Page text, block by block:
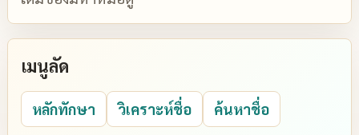
เมนูลัด
หลักทักษา วิเคราะห์ชื่อ ค้นหาชื่อ